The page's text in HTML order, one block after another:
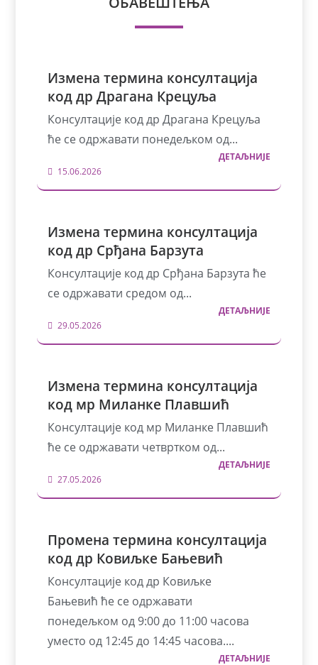
Измена термина консултација
код др Драгана Крецуља
Консултације код др Драгана Крецуља
ће се одржавати понедељком од...
ДЕТАЉНИЈЕ
15.06.2026
Измена термина консултација
код др Срђана Барзута
Консултације код др Срђана Барзута ће
се одржавати средом од...
ДЕТАЉНИЈЕ
29.05.2026
Измена термина консултација
код мр Миланке Плавшић
Консултације код мр Миланке Плавшић
ће се одржавати четвртком од...
ДЕТАЉНИЈЕ
27.05.2026
Промена термина консултација
код др Ковиљке Бањевић
Консултације код др Ковиљке
Бањевић ће се одржавати
понедељком од 9:00 до 11:00 часова
уместо од 12:45 до 14:45 часова....
ДЕТАЉНИЈЕ